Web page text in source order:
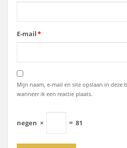
E-mail*
Mijn naam, e-mail en site opslaan in deze
wanneer ik een reactie plaats.
negen × = 81